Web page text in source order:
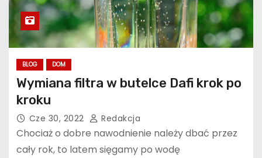
BLOG DOM
Wymiana filtra w butelce Dafi krok po
kroku
Cze 30, 2022 Redakcja
Chociaż o dobre nawodnienie należy dbać przez
cały rok, to latem sięgamy po wodę